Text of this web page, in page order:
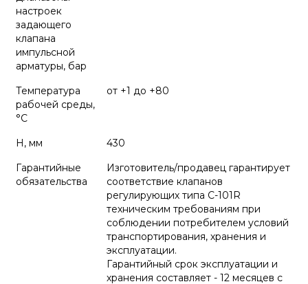
настроек
задающего
клапана
импульсной
арматуры, бар
Температура
рабочей среды,
°С
от +1 до +80
H, мм
430
Гарантийные
обязательства
Изготовитель/продавец гарантирует
соответствие клапанов
регулирующих типа С-101R
техническим требованиям при
соблюдении потребителем условий
транспортирования, хранения и
эксплуатации.
Гарантийный срок эксплуатации и
хранения составляет - 12 месяцев с